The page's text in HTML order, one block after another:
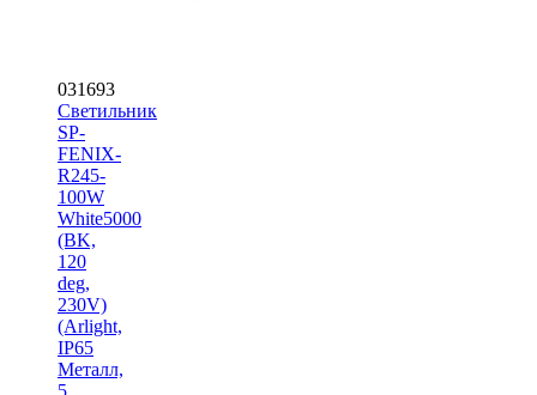
031693
Светильник
SP-
FENIX-
R245-
100W
White5000
(BK,
120
deg,
230V)
(Arlight,
IP65
Металл,
5